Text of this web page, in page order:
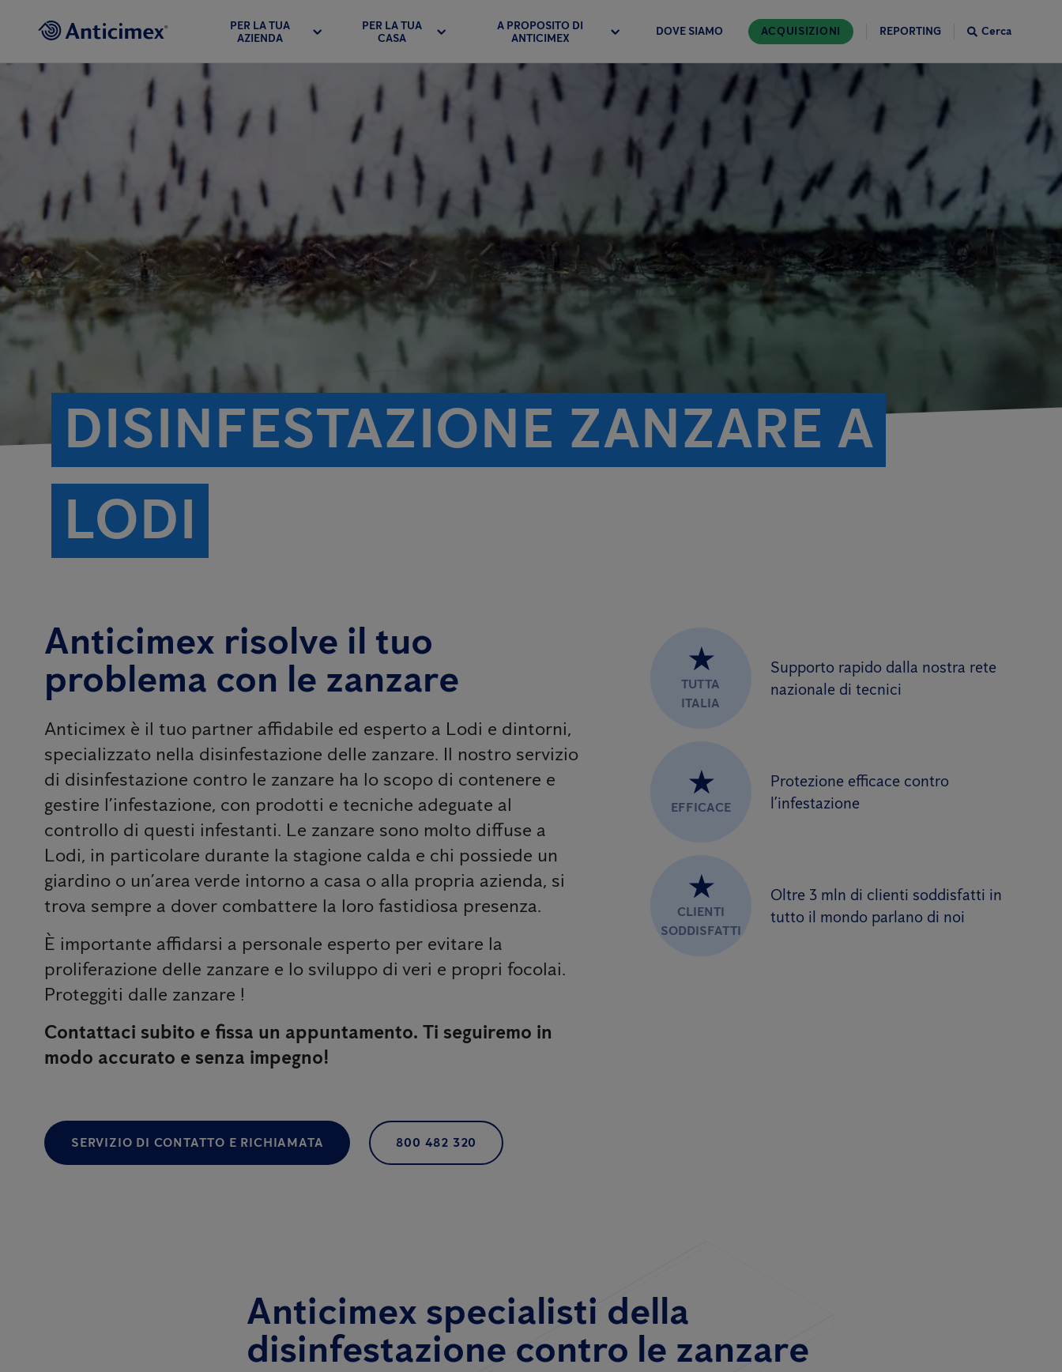
PER LA TUA
AZIENDA
PER LA TUA
CASA
A PROPOSITO DI
ANTICIMEX
DOVE SIAMO ACQUISIZIONI REPORTING Cerca
DISINFESTAZIONE ZANZARE A
LODI
Anticimex risolve il tuo
problema con le zanzare
Anticimex è il tuo partner affidabile ed esperto a Lodi e dintorni,
specializzato nella disinfestazione delle zanzare. Il nostro servizio
di disinfestazione contro le zanzare ha lo scopo di contenere e
gestire l’infestazione, con prodotti e tecniche adeguate al
controllo di questi infestanti. Le zanzare sono molto diffuse a
Lodi, in particolare durante la stagione calda e chi possiede un
giardino o un’area verde intorno a casa o alla propria azienda, si
trova sempre a dover combattere la loro fastidiosa presenza.
È importante affidarsi a personale esperto per evitare la
proliferazione delle zanzare e lo sviluppo di veri e propri focolai.
Proteggiti dalle zanzare !
Contattaci subito e fissa un appuntamento. Ti seguiremo in
modo accurato e senza impegno!
SERVIZIO DI CONTATTO E RICHIAMATA 800 482 320
★
TUTTA
ITALIA
Supporto rapido dalla nostra rete
nazionale di tecnici
★
EFFICACE
Protezione efficace contro
l’infestazione
★
CLIENTI
SODDISFATTI
Oltre 3 mln di clienti soddisfatti in
tutto il mondo parlano di noi
Anticimex specialisti della
disinfestazione contro le zanzare